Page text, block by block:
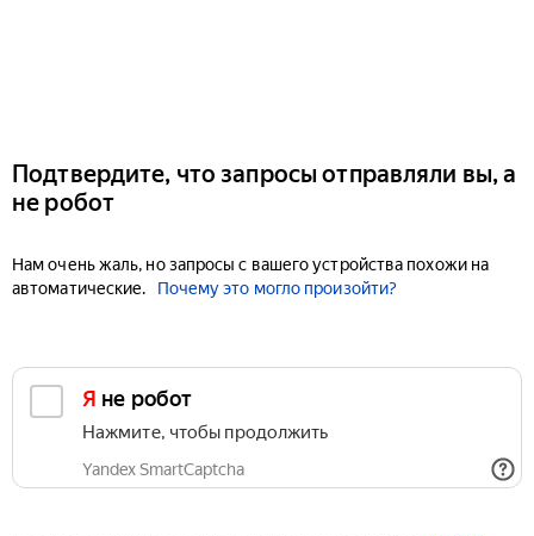
Подтвердите, что запросы отправляли вы, а
не робот
Нам очень жаль, но запросы с вашего устройства похожи на
автоматические.
Почему это могло произойти?
Я не робот
Нажмите, чтобы продолжить
Yandex SmartCaptcha